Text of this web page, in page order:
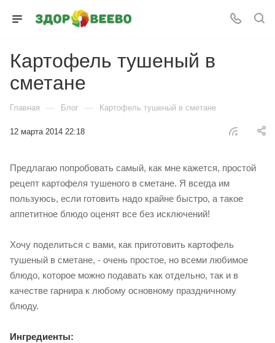
Картофель тушеный в
сметане
Главная — Блог — Картофель тушеный в сметане
12 марта 2014 22:18
Предлагаю попробовать самый, как мне кажется, простой
рецепт картофеля тушеного в сметане. Я всегда им
пользуюсь, если готовить надо крайне быстро, а такое
аппетитное блюдо оценят все без исключений!
Хочу поделиться с вами, как приготовить картофель
тушеный в сметане, - очень простое, но всеми любимое
блюдо, которое можно подавать как отдельно, так и в
качестве гарнира к любому основному праздничному
блюду.
Ингредиенты: